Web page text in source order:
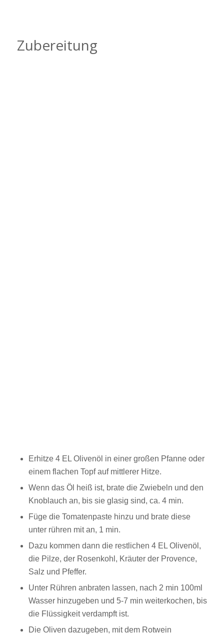
Zubereitung
Erhitze 4 EL Olivenöl in einer großen Pfanne oder
einem flachen Topf auf mittlerer Hitze.
Wenn das Öl heiß ist, brate die Zwiebeln und den
Knoblauch an, bis sie glasig sind, ca. 4 min.
Füge die Tomatenpaste hinzu und brate diese
unter rühren mit an, 1 min.
Dazu kommen dann die restlichen 4 EL Olivenöl,
die Pilze, der Rosenkohl, Kräuter der Provence,
Salz und Pfeffer.
Unter Rühren anbraten lassen, nach 2 min 100ml
Wasser hinzugeben und 5-7 min weiterkochen, bis
die Flüssigkeit verdampft ist.
Die Oliven dazugeben, mit dem Rotwein